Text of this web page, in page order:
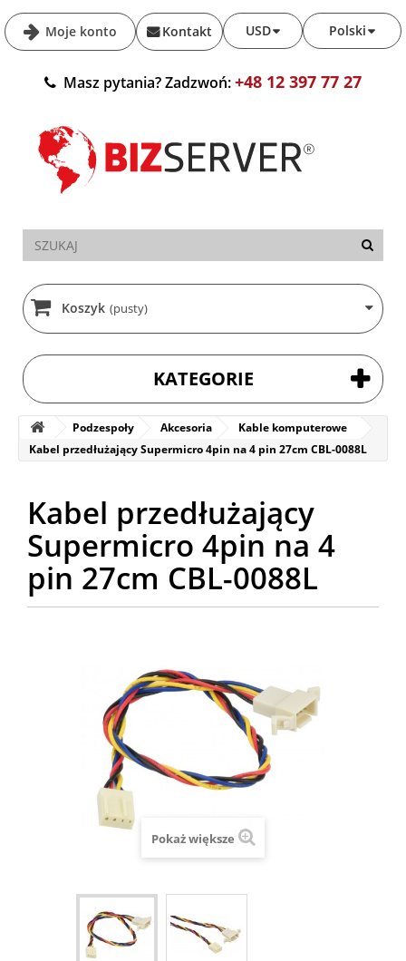
Moje konto Polski
USD
Kontakt
Masz pytania? Zadzwoń:+48 12 397 77 27
Koszyk (pusty)
KATEGORIE
Podzespoły Akcesoria
Kable komputerowe
Kabel przedłużający Supermicro 4pin na 4 pin 27cm CBL-0088L
Kabel przedłużający
Supermicro 4pin na 4
pin 27cm CBL-0088L
Pokaż większe